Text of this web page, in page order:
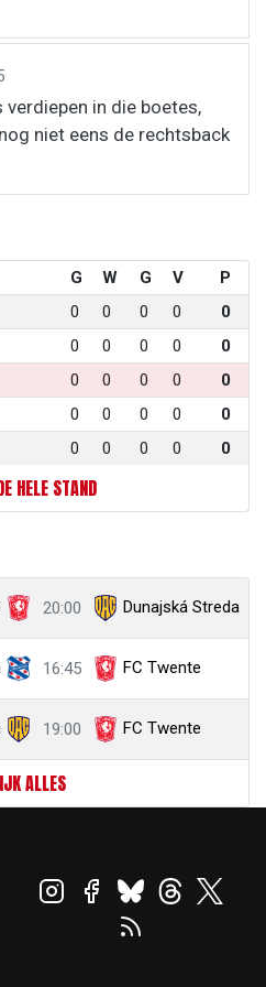
verdiepen in die boetes,
niet eens de rechtsback
G W G V
P
0 0 0 0
0
0 0 0 0
0
0 0 0 0
0
0 0 0 0
0
0 0 0 0 0
HELE STAND
20:00 Dunajská Streda
16:45 FC Twente
19:00 FC Twente
ALLES